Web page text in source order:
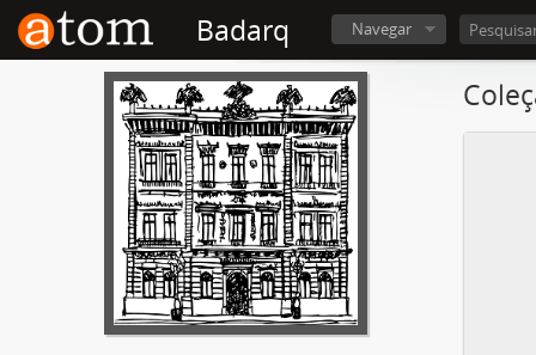
Badarq Navegar